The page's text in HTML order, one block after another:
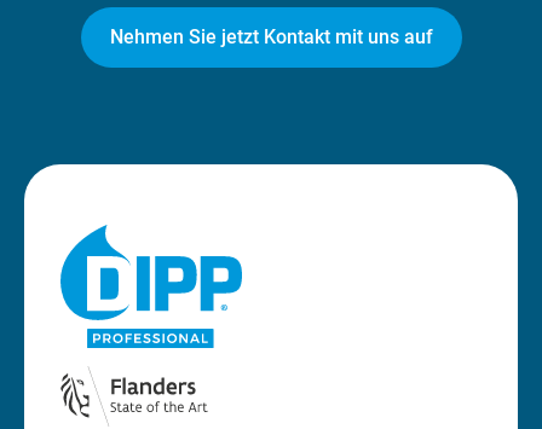
Nehmen Sie jetzt Kontakt mit uns auf